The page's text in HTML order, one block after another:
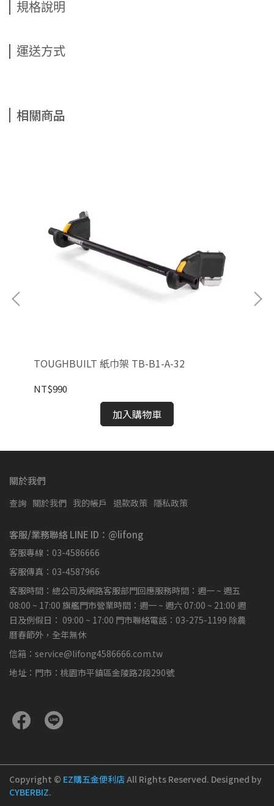
規格說明
運送方式
相關商品
TOUGHBUILT 紙巾架 TB-B1-A-32
NT$990
加入購物車
關於我們
查詢 關於我們 我的帳戶 退款政策 隱私政策
客服/業務聯絡 LINE ID：@lifong
客服專線：03-4586666
客服傳真：03-4587966
客服時間：總公司及網路客服部門回應服務時間：週一 ~ 週五
08:00 ~ 17:00 旗艦門市營業時間：週一 ~ 週六 07:00 ~ 21:00 週
日及例假日： 09:00 ~ 17:00 門市聯絡電話：03-275-1199 除農
曆春節外，全年無休
信箱：service@lifong4586666.com.tw
地址：門市：桃園市平鎮區金陵路2段290號
Copyright © EZ購五金便利店All Rights Reserved. Designed by
CYBERBIZ.